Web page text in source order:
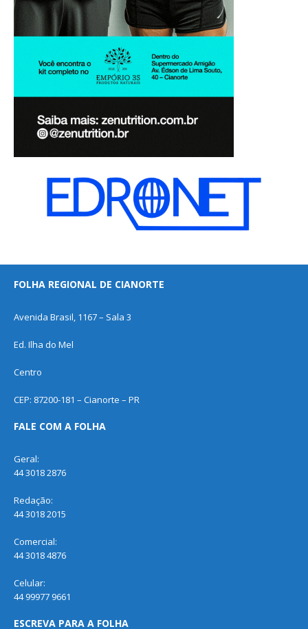
FOLHA REGIONAL DE CIANORTE
Avenida Brasil, 1167 – Sala 3
Ed. Ilha do Mel
Centro
CEP: 87200-181 – Cianorte – PR
FALE COM A FOLHA
Geral:
44 3018 2876
Redação:
44 3018 2015
Comercial:
44 3018 4876
Celular:
44 99977 9661
ESCREVA PARA A FOLHA